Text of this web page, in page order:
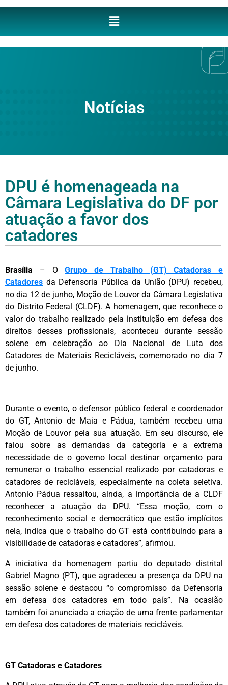
Notícias
DPU é homenageada na
Câmara Legislativa do DF por
atuação a favor dos
catadores
Brasília – OGrupo de Trabalho (GT) Catadoras e
Catadores da Defensoria Pública da União (DPU) recebeu,
no dia 12 de junho, Moção de Louvor da Câmara Legislativa
do Distrito Federal (CLDF). A homenagem, que reconhece o
valor do trabalho realizado pela instituição em defesa dos
direitos desses profissionais, aconteceu durante sessão
solene em celebração ao Dia Nacional de Luta dos
Catadores de Materiais Recicláveis, comemorado no dia 7
de junho.
Durante o evento, o defensor público federal e coordenador
do GT, Antonio de Maia e Pádua, também recebeu uma
Moção de Louvor pela sua atuação. Em seu discurso, ele
falou sobre as demandas da categoria e a extrema
necessidade de o governo local destinar orçamento para
remunerar o trabalho essencial realizado por catadoras e
catadores de recicláveis, especialmente na coleta seletiva.
Antonio Pádua ressaltou, ainda, a importância de a CLDF
reconhecer a atuação da DPU. “Essa moção, com o
reconhecimento social e democrático que estão implícitos
nela, indica que o trabalho do GT está contribuindo para a
visibilidade de catadoras e catadores”, afirmou.
A iniciativa da homenagem partiu do deputado distrital
Gabriel Magno (PT), que agradeceu a presença da DPU na
sessão solene e destacou “o compromisso da Defensoria
em defesa dos catadores em todo país”. Na ocasião
também foi anunciada a criação de uma frente parlamentar
em defesa dos catadores de materiais recicláveis.
GT Catadoras e Catadores